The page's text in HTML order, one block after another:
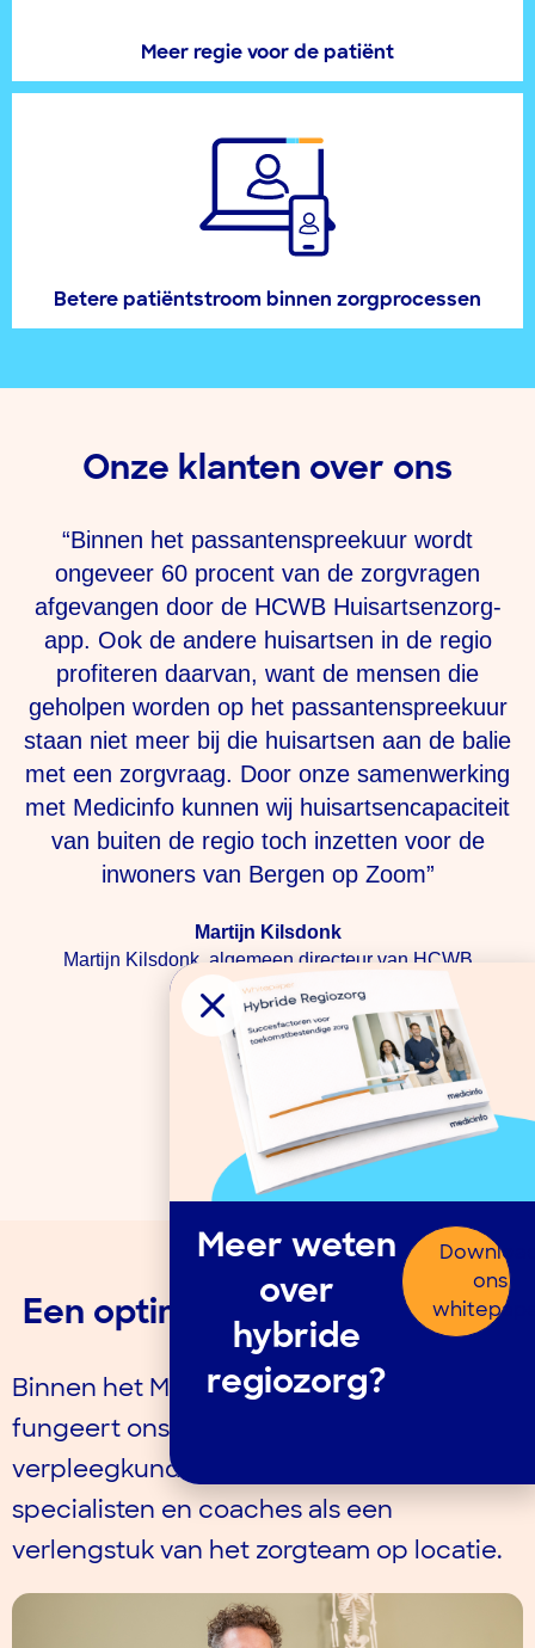
Meer regie voor de patiënt
Betere patiëntstroom binnen zorgprocessen
Onze klanten over ons
“Binnen het passantenspreekuur wordt
ongeveer 60 procent van de zorgvragen
afgevangen door de HCWB Huisartsenzorg-
app. Ook de andere huisartsen in de regio
profiteren daarvan, want de mensen die
geholpen worden op het passantenspreekuur
staan niet meer bij die huisartsen aan de balie
met een zorgvraag. Door onze samenwerking
met Medicinfo kunnen wij huisartsencapaciteit
van buiten de regio toch inzetten voor de
inwoners van Bergen op Zoom”
Martijn Kilsdonk
Martijn Kilsdonk, algemeen directeur van HCWB
Een optimale zorgcoördinatie
Binnen het Medisch Servicecentrum
fungeert ons desk
verpleegkundigen, huisartsen
specialisten en coachesals een
verlengstuk van het zorgteam op locatie.
Meer weten
over
hybride
regiozorg?
ons